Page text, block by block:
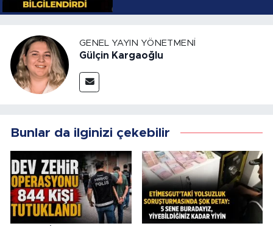
GENEL YAYIN YÖNETMENI
Gülçin Kargaoğlu
Bunlar da ilginizi çekebilir